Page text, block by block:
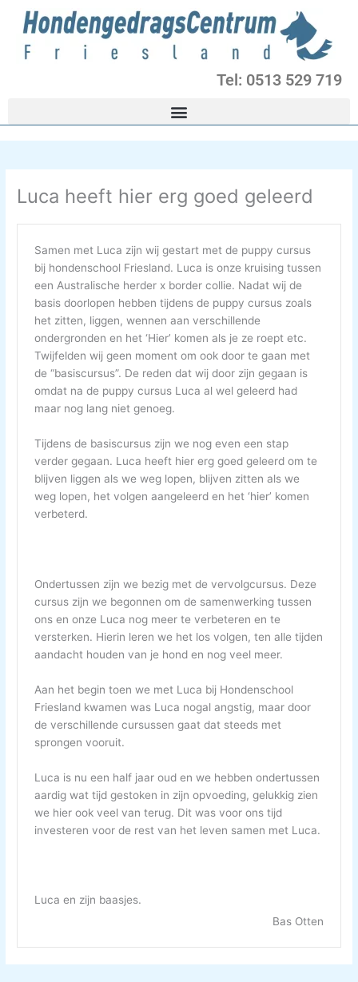
inhoud
Tel: 0513 529 719
Luca heeft hier erg goed geleerd
Samen met Luca zijn wij gestart met de puppy cursus
bij hondenschool Friesland. Luca is onze kruising tussen
een Australische herder x border collie. Nadat wij de
basis doorlopen hebben tijdens de puppy cursus zoals
het zitten, liggen, wennen aan verschillende
ondergronden en het ‘Hier’ komen als je ze roept etc.
Twijfelden wij geen moment om ook door te gaan met
de “basiscursus”. De reden dat wij door zijn gegaan is
omdat na de puppy cursus Luca al wel geleerd had
maar nog lang niet genoeg.
Tijdens de basiscursus zijn we nog even een stap
verder gegaan. Luca heeft hier erg goed geleerd om te
blijven liggen als we weg lopen, blijven zitten als we
weg lopen, het volgen aangeleerd en het ‘hier’ komen
verbeterd.
Ondertussen zijn we bezig met de vervolgcursus. Deze
cursus zijn we begonnen om de samenwerking tussen
ons en onze Luca nog meer te verbeteren en te
versterken. Hierin leren we het los volgen, ten alle tijden
aandacht houden van je hond en nog veel meer.
Aan het begin toen we met Luca bij Hondenschool
Friesland kwamen was Luca nogal angstig, maar door
de verschillende cursussen gaat dat steeds met
sprongen vooruit.
Luca is nu een half jaar oud en we hebben ondertussen
aardig wat tijd gestoken in zijn opvoeding, gelukkig zien
we hier ook veel van terug. Dit was voor ons tijd
investeren voor de rest van het leven samen met Luca.
Luca en zijn baasjes.
Bas Otten